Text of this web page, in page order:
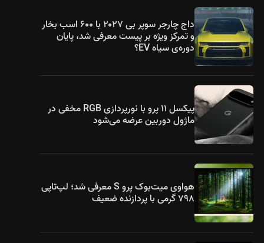
داج چارجر سوپر بی ۲۰۲۷ با ۶۰۰ اسب بخار
و تمرکز ویژه بر پیست معرفی شد، پایان
دوره‌ی سیاه EV؟
پیکسل ۱۱ پرو با نورپردازی RGB مخفی در
ماژول دوربین عرضه می‌شود
هواوی میت‌بوک پرو S معرفی شد؛ لپ‌تاپی
۷۹۸ گرمی با پردازنده ضعیف